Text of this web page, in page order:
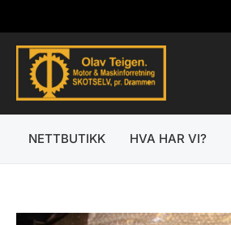
rett
innholdet
NETTBUTIKK HVA HAR VI?